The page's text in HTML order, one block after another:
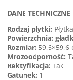
DANE TECHNICZNE
Rodzaj płytki:
Powierzchnia:
Rozmiar: 59,6×59,6
Mrozoodporność:
Rektyfikacja: Tak
Gatunek: 1